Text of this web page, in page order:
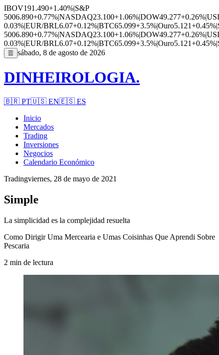
IBOV191.490+1.40%|S&P
5006.890+0.77%|NASDAQ23.100+1.06%|DOW49.277+0.26%|
0.03%|EUR/BRL6.07+0.12%|BTC65.099+3.5%|Ouro5.121+0.45%|
5006.890+0.77%|NASDAQ23.100+1.06%|DOW49.277+0.26%|
0.03%|EUR/BRL6.07+0.12%|BTC65.099+3.5%|Ouro5.121+0.45%|
☰ sábado, 8 de agosto de 2026
DINHEIROLOGIA.
🇧🇷 PT🇺🇸 EN🇪🇸 ES
Inicio
Mercados
Trading
Inversiones
Negocios
Calendario Económico
Tradingviernes, 28 de mayo de 2021
Simple
La simplicidad es la complejidad resuelta
Como Dirigir Uma Mercearia e Umas Coisinhas Que Aprendi Sobre
Pescaria
2 min de lectura